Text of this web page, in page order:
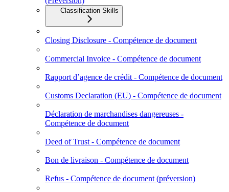
Classification Skills
Closing Disclosure - Compétence de document
Commercial Invoice - Compétence de document
Rapport d’agence de crédit - Compétence de document
Customs Declaration (EU) - Compétence de document
Déclaration de marchandises dangereuses -
Compétence de document
Deed of Trust - Compétence de document
Bon de livraison - Compétence de document
Refus - Compétence de document (préversion)